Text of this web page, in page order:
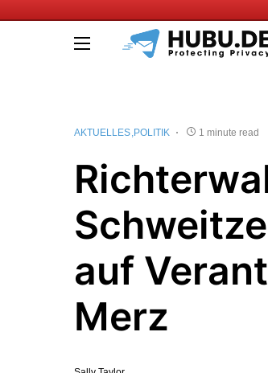
AKTUELLES POLITIK 1 minute read
auf
Merz